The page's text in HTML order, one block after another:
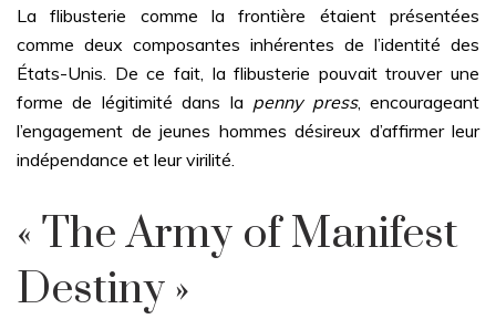
La flibusterie comme la frontière étaient présentées
comme deux composantes inhérentes de l’identité des
États-Unis. De ce fait, la flibusterie pouvait trouver une
forme de légitimité dans la penny press, encourageant
l’engagement de jeunes hommes désireux d’affirmer leur
indépendance et leur virilité.
« The Army of Manifest
Destiny »